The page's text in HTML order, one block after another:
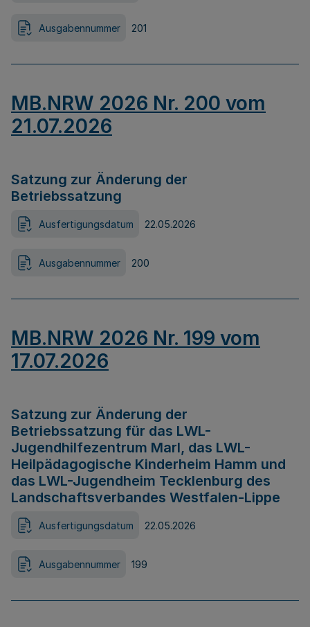
Ausgabennummer 201
MB.NRW 2026 Nr. 200 vom
21.07.2026
Satzung zur Änderung der
Betriebssatzung
Ausfertigungsdatum 22.05.2026
Ausgabennummer 200
MB.NRW 2026 Nr. 199 vom
17.07.2026
Satzung zur Änderung der
Betriebssatzung für das LWL-
Jugendhilfezentrum Marl, das LWL-
Heilpädagogische Kinderheim Hamm und
das LWL-Jugendheim Tecklenburg des
Landschaftsverbandes Westfalen-Lippe
Ausfertigungsdatum 22.05.2026
Ausgabennummer 199